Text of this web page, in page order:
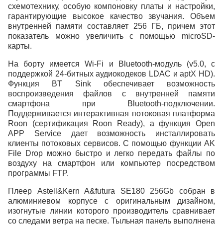
схемотехнику, особую компоновку платы и настройки,
гарантирующие высокое качество звучания. Объем
внутренней памяти составляет 256 ГБ, причем этот
показатель можно увеличить с помощью microSD-
карты.
На борту имеется Wi-Fi и Bluetooth-модуль (v5.0, с
поддержкой 24-битных аудиокодеков LDAC и aptX HD).
Функция BT Sink обеспечивает возможность
воспроизведения файлов с внутренней памяти
смартфона при Bluetooth-подключении.
Поддерживается интерактивная потоковая платформа
Roon (сертификация Roon Ready), а функция Open
APP Service дает возможность инсталлировать
клиенты потоковых сервисов. С помощью функции AK
File Drop можно быстро и легко передать файлы по
воздуху на смартфон или компьютер посредством
программы FTP.
Плеер Astell&Kern A&futura SE180 256Gb собран в
алюминиевом корпусе с оригинальным дизайном,
изогнутые линии которого производитель сравнивает
со следами ветра на песке. Тыльная панель выполнена